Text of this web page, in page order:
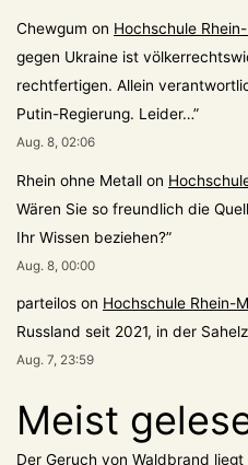
Chewgum on Hochschule
gegen Ukraine ist
rechtfertigen. Allein
Putin-Regierung. Leider…”
Aug. 8, 02:06
Rhein ohne Metall on
Wären Sie so freundlich die
Ihr Wissen beziehen?”
Aug. 8, 00:00
parteilos on Hochschule Rhein-
Russland seit 2021, in der
Aug. 7, 23:59
Meist
Der Geruch von Waldbrand